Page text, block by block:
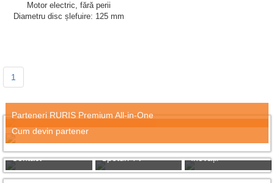
Motor electric, fără perii
Diametru disc șlefuire: 125 mm
1
Parteneri RURIS Premium All-in-One
Cum devin partener
Contact Spoturi TV Inovații